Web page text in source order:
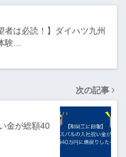
者は必読！】ダイハツ九州
験…
次の記事
金が総額40